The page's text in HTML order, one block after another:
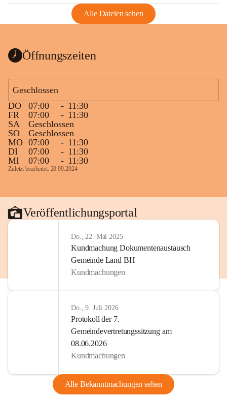
Alle Dateien sehen
Öffnungszeiten
Geschlossen
DO
07:00 - 11:30
FR
07:00 - 11:30
SA
Geschlossen
SO
Geschlossen
MO 07:00 - 11:30
DI
07:00 - 11:30
MI
07:00 - 11:30
Zuletzt bearbeitet: 20.09.2024
Veröffentlichungsportal
Do., 22. Mai 2025
Kundmachung Dokumentenaustausch
Gemeinde Land BH
Kundmachungen
Do., 9. Juli 2026
Protokoll der 7.
Gemeindevertretungssitzung am
08.06.2026
Kundmachungen
Alle Bekanntmachungen sehen